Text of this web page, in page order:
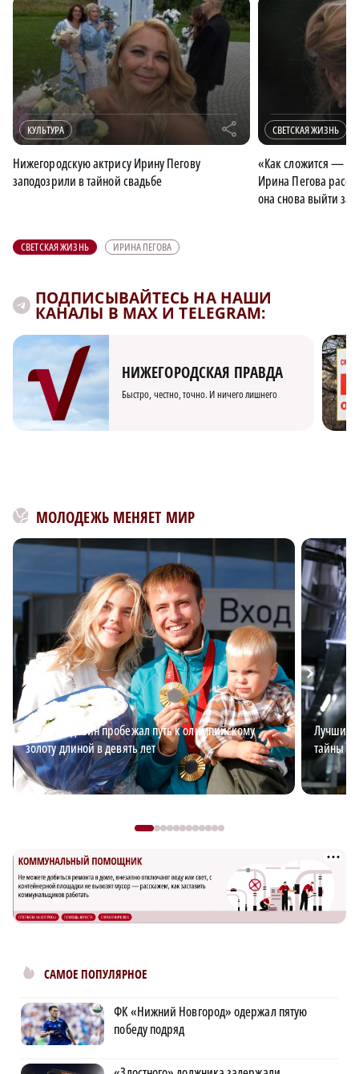
КУЛЬТУРА r
Нижегородскую актрису Ирину Пегову
заподозрили в тайной свадьбе
СВЕТСКАЯ ЖИЗНЬ
«Как сложится —
Ирина Пегова
она снова выйти
СВЕТСКАЯ ЖИЗНЬ ИРИНА ПЕГОВА
ПОДПИСЫВАЙТЕСЬ НА НАШИ
КАНАЛЫ В MAX И TELEGRAM:
НИЖЕГОРОДСКАЯ ПРАВДА
Быстро, честно, точно. И ничего лишнего
МОЛОДЕЖЬ МЕНЯЕТ МИР
Андрей Вдовин пробежал путь к олимпийскому
золоту длиной в девять лет
Лучший
тайны
САМОЕ ПОПУЛЯРНОЕ
ФК «Нижний Новгород» одержал пятую
победу подряд